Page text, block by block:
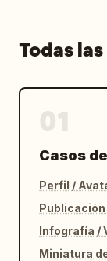
Todas
Casos
Perfil /
Infografía /
Miniatura